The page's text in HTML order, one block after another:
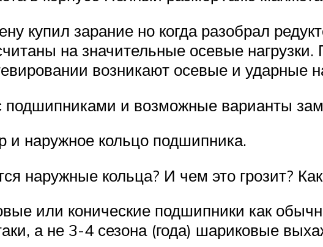
купил зарание но когда разобрал
на значительные осевые нагрузки.
возникают осевые и ударные
и возможные варианты
и наружное кольцо подшипника.
наружные кольца? И чем это грозит?
или конические подшипники как
а не 3-4 сезона (года) шариковые